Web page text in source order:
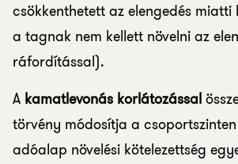
csökkenthetett az elengedés miatti
a tagnak nem kellett növelni az
ráfordítással).
A kamatlevonás korlátozással
törvény módosítja a
adóalap növelési kötelezettség